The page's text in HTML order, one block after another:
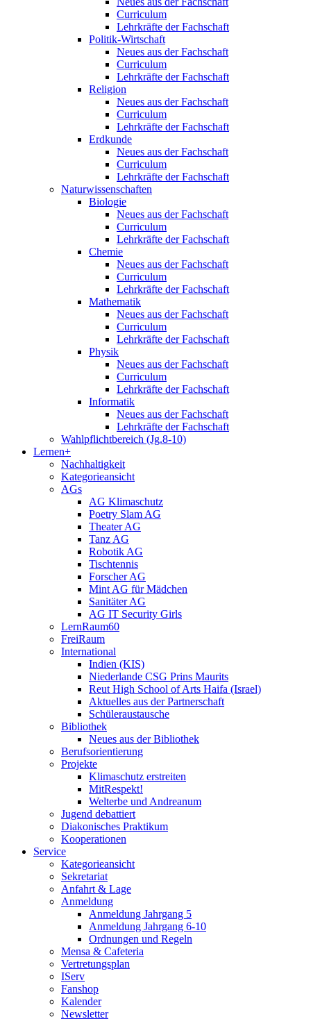
Curriculum
Lehrkräfte der Fachschaft
Politik-Wirtschaft
Neues aus der Fachschaft
Curriculum
Lehrkräfte der Fachschaft
Religion
Neues aus der Fachschaft
Curriculum
Lehrkräfte der Fachschaft
Erdkunde
Neues aus der Fachschaft
Curriculum
Lehrkräfte der Fachschaft
Naturwissenschaften
Biologie
Neues aus der Fachschaft
Curriculum
Lehrkräfte der Fachschaft
Chemie
Neues aus der Fachschaft
Curriculum
Lehrkräfte der Fachschaft
Mathematik
Neues aus der Fachschaft
Curriculum
Lehrkräfte der Fachschaft
Physik
Neues aus der Fachschaft
Curriculum
Lehrkräfte der Fachschaft
Informatik
Neues aus der Fachschaft
Lehrkräfte der Fachschaft
Wahlpflichtbereich (Jg.8-10)
Lernen+
Nachhaltigkeit
Kategorieansicht
AGs
AG Klimaschutz
Poetry Slam AG
Theater AG
Tanz AG
Robotik AG
Tischtennis
Forscher AG
Mint AG für Mädchen
Sanitäter AG
AG IT Security Girls
LernRaum60
FreiRaum
International
Indien (KIS)
Niederlande CSG Prins Maurits
Reut High School of Arts Haifa (Israel)
Aktuelles aus der Partnerschaft
Schüleraustausche
Bibliothek
Neues aus der Bibliothek
Berufsorientierung
Projekte
Klimaschutz erstreiten
MitRespekt!
Welterbe und Andreanum
Jugend debattiert
Diakonisches Praktikum
Kooperationen
Service
Kategorieansicht
Sekretariat
Anfahrt & Lage
Anmeldung
Anmeldung Jahrgang 5
Anmeldung Jahrgang 6-10
Ordnungen und Regeln
Mensa & Cafeteria
Vertretungsplan
IServ
Fanshop
Kalender
Newsletter